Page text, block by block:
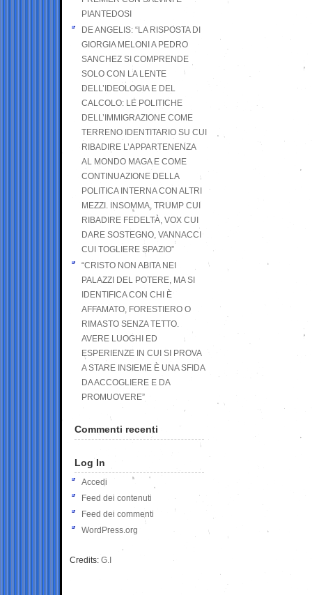
PIANTEDOSI
DE ANGELIS: “LA RISPOSTA DI
GIORGIA MELONI A PEDRO
SANCHEZ SI COMPRENDE
SOLO CON LA LENTE
DELL’IDEOLOGIA E DEL
CALCOLO: LE POLITICHE
DELL’IMMIGRAZIONE COME
TERRENO IDENTITARIO SU CUI
RIBADIRE L’APPARTENENZA
AL MONDO MAGA E COME
CONTINUAZIONE DELLA
POLITICA INTERNA CON ALTRI
MEZZI. INSOMMA, TRUMP CUI
RIBADIRE FEDELTÀ, VOX CUI
DARE SOSTEGNO, VANNACCI
CUI TOGLIERE SPAZIO”
“CRISTO NON ABITA NEI
PALAZZI DEL POTERE, MA SI
IDENTIFICA CON CHI È
AFFAMATO, FORESTIERO O
RIMASTO SENZA TETTO.
AVERE LUOGHI ED
ESPERIENZE IN CUI SI PROVA
A STARE INSIEME È UNA SFIDA
DA ACCOGLIERE E DA
PROMUOVERE”
Commenti recenti
Log In
Accedi
Feed dei contenuti
Feed dei commenti
WordPress.org
Credits: G.I